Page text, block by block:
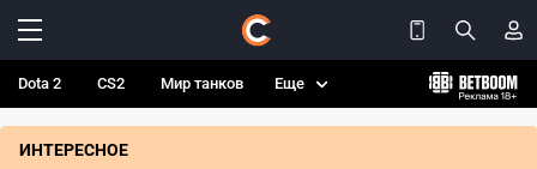
Dota 2 CS2 Мир танков Еще
ИНТЕРЕСНОЕ